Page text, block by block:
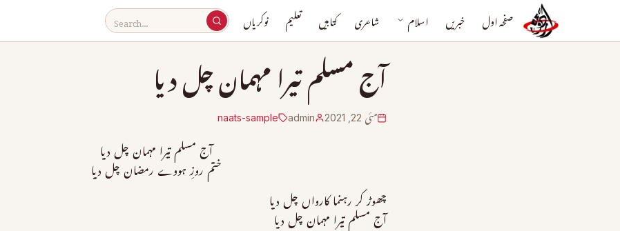
صفحہ اول خبریں اسلام شاعری کتابیں تعلیم نوکریاں
آج مسلم تیرا مہمان چل دیا
مئی 22, 2021 admin
naats-sample
آج مسلم تیرا مہمان چل دیا
ختم روزِ ہووے رمضان چل دیا
چھوڑ کر رہنما کارواں چل دیا
آج مسلم تیرا مہمان چل دیا